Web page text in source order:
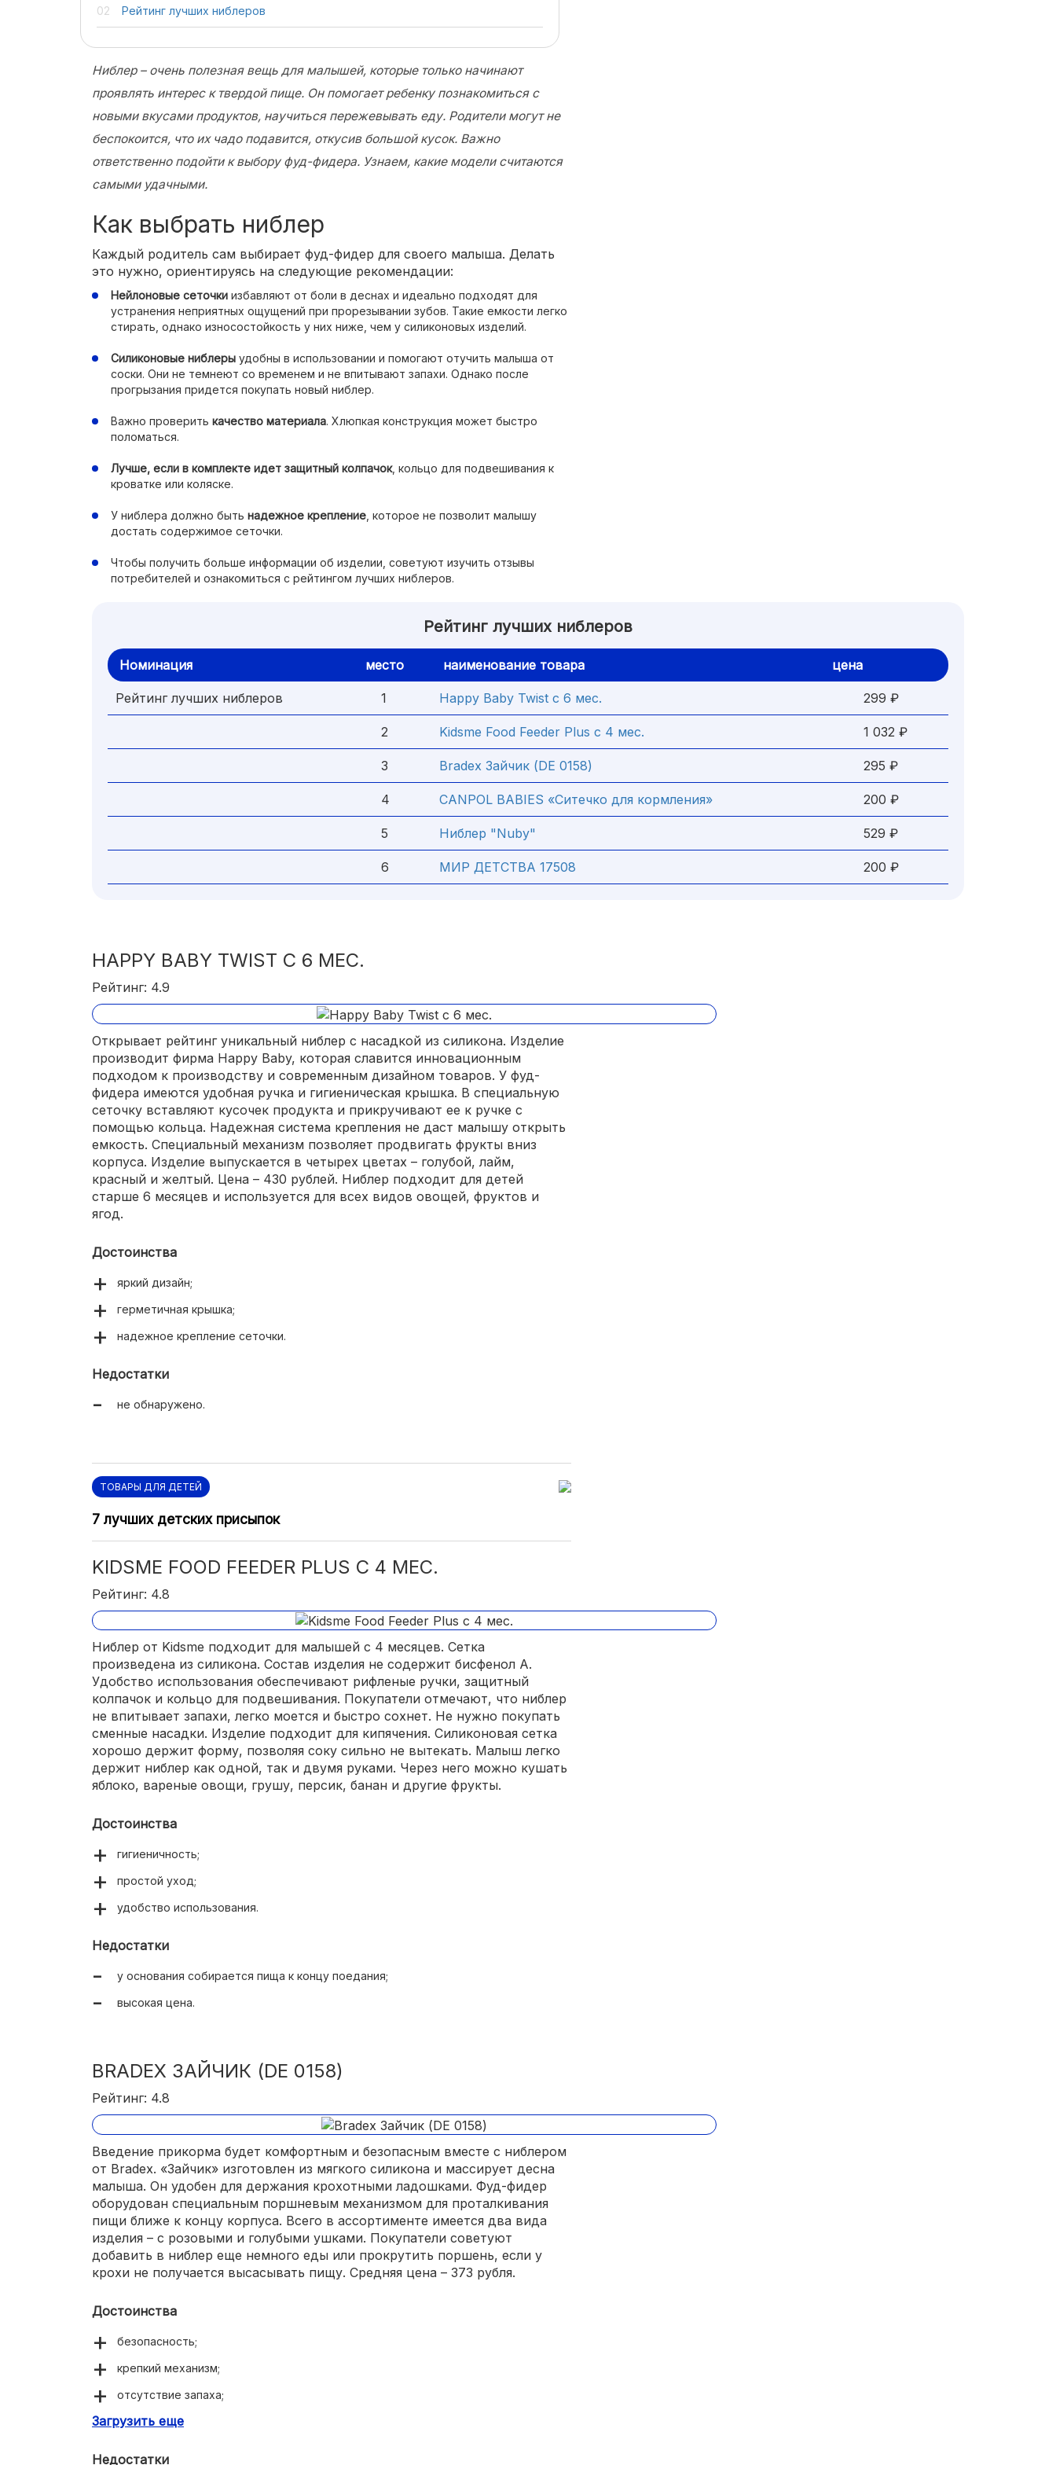
Рейтинг лучших ниблеров
Ниблер – очень полезная вещь для малышей, которые только начинают
проявлять интерес к твердой пище. Он помогает ребенку познакомиться с
новыми вкусами продуктов, научиться пережевывать еду. Родители могут не
беспокоится, что их чадо подавится, откусив большой кусок. Важно
ответственно подойти к выбору фуд-фидера. Узнаем, какие модели считаются
самыми удачными.
Как выбрать ниблер
Каждый родитель сам выбирает фуд-фидер для своего малыша. Делать
это нужно, ориентируясь на следующие рекомендации:
Нейлоновые сеточки избавляют от боли в деснах и идеально подходят для
устранения неприятных ощущений при прорезывании зубов. Такие емкости легко
стирать, однако износостойкость у них ниже, чем у силиконовых изделий.
Силиконовые ниблеры удобны в использовании и помогают отучить малыша от
соски. Они не темнеют со временем и не впитывают запахи. Однако после
прогрызания придется покупать новый ниблер.
Важно проверить качество материала. Хлюпкая конструкция может быстро
поломаться.
Лучше, если в комплекте идет защитный колпачок, кольцо для подвешивания к
кроватке или коляске.
У ниблера должно быть надежное крепление , которое не позволит малышу
достать содержимое сеточки.
Чтобы получить больше информации об изделии, советуют изучить отзывы
потребителей и ознакомиться с рейтингом лучших ниблеров.
Рейтинг лучших ниблеров
Номинация место наименование товара цена
Рейтинг лучших ниблеров 1 Happy Baby Twist с 6 мес. 299 ₽
2 Kidsme Food Feeder Plus с 4 мес. 1 032 ₽
3 Bradex Зайчик (DE 0158) 295 ₽
4 CANPOL BABIES «Ситечко для кормления» 200 ₽
5 Ниблер "Nuby" 529 ₽
6 МИР ДЕТСТВА 17508 200 ₽
HAPPY BABY TWIST С 6 МЕС.
Рейтинг: 4.9
Открывает рейтинг уникальный ниблер с насадкой из силикона. Изделие
производит фирма Happy Baby, которая славится инновационным
подходом к производству и современным дизайном товаров. У фуд-
фидера имеются удобная ручка и гигиеническая крышка. В специальную
сеточку вставляют кусочек продукта и прикручивают ее к ручке с
помощью кольца. Надежная система крепления не даст малышу открыть
емкость. Специальный механизм позволяет продвигать фрукты вниз
корпуса. Изделие выпускается в четырех цветах – голубой, лайм,
красный и желтый. Цена – 430 рублей. Ниблер подходит для детей
старше 6 месяцев и используется для всех видов овощей, фруктов и
ягод.
Достоинства
яркий дизайн;
герметичная крышка;
надежное крепление сеточки.
Недостатки
не обнаружено.
ТОВАРЫ ДЛЯ ДЕТЕЙ
7 лучших детских присыпок
KIDSME FOOD FEEDER PLUS С 4 МЕС.
Рейтинг: 4.8
Ниблер от Kidsme подходит для малышей с 4 месяцев. Сетка
произведена из силикона. Состав изделия не содержит бисфенол А.
Удобство использования обеспечивают рифленые ручки, защитный
колпачок и кольцо для подвешивания. Покупатели отмечают, что ниблер
не впитывает запахи, легко моется и быстро сохнет. Не нужно покупать
сменные насадки. Изделие подходит для кипячения. Силиконовая сетка
хорошо держит форму, позволяя соку сильно не вытекать. Малыш легко
держит ниблер как одной, так и двумя руками. Через него можно кушать
яблоко, вареные овощи, грушу, персик, банан и другие фрукты.
Достоинства
гигиеничность;
простой уход;
удобство использования.
Недостатки
у основания собирается пища к концу поедания;
высокая цена.
BRADEX ЗАЙЧИК (DE 0158)
Рейтинг: 4.8
Введение прикорма будет комфортным и безопасным вместе с ниблером
от Bradex. «Зайчик» изготовлен из мягкого силикона и массирует десна
малыша. Он удобен для держания крохотными ладошками. Фуд-фидер
оборудован специальным поршневым механизмом для проталкивания
пищи ближе к концу корпуса. Всего в ассортименте имеется два вида
изделия – с розовыми и голубыми ушками. Покупатели советуют
добавить в ниблер еще немного еды или прокрутить поршень, если у
крохи не получается высасывать пищу. Средняя цена – 373 рубля.
Достоинства
безопасность;
крепкий механизм;
отсутствие запаха;
удобство эксплуатации;
Загрузить еще
Недостатки